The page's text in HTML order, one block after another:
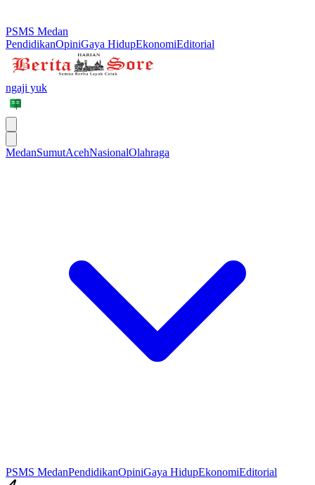
PSMS Medan
PendidikanOpiniGaya HidupEkonomiEditorial
ngaji yuk
MedanSumutAcehNasionalOlahraga
PSMS MedanPendidikanOpiniGaya HidupEkonomiEditorial